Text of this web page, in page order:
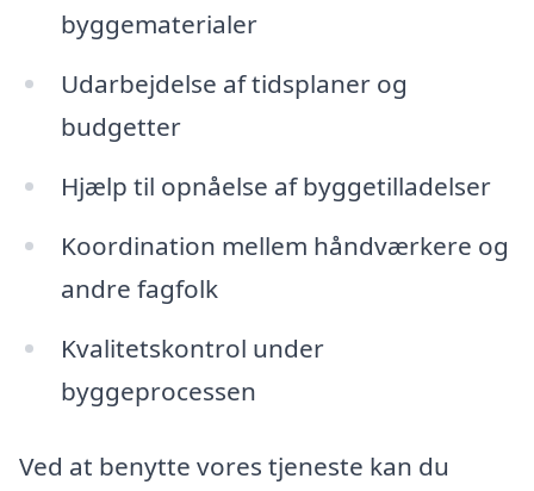
byggematerialer
Udarbejdelse af tidsplaner og
budgetter
Hjælp til opnåelse af byggetilladelser
Koordination mellem håndværkere og
andre fagfolk
Kvalitetskontrol under
byggeprocessen
Ved at benytte vores tjeneste kan du